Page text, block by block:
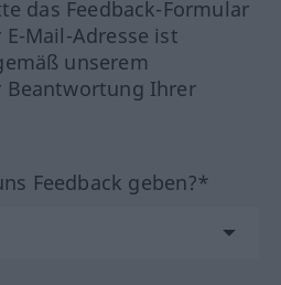
das Feedback-Formular
Mail-Adresse ist
unserem
Beantwortung Ihrer
Feedback geben?*